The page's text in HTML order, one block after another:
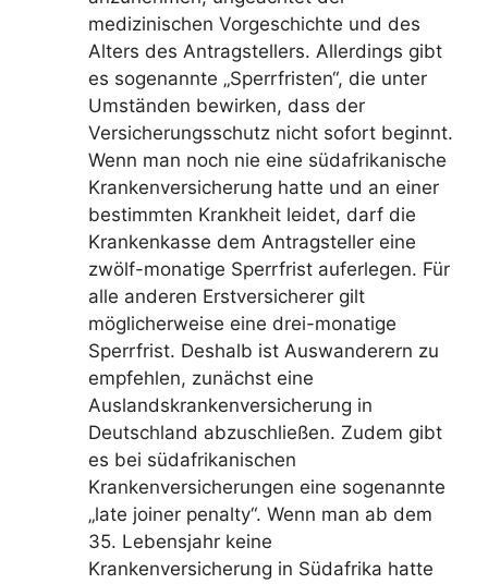
medizinischen Vorgeschichte und des
Alters des Antragstellers. Allerdings gibt
es sogenannte „Sperrfristen“, die unter
Umständen bewirken, dass der
Versicherungsschutz nicht sofort beginnt.
Wenn man noch nie eine südafrikanische
Krankenversicherung hatte und an einer
bestimmten Krankheit leidet, darf die
Krankenkasse dem Antragsteller eine
zwölf-monatige Sperrfrist auferlegen. Für
alle anderen Erstversicherer gilt
möglicherweise eine drei-monatige
Sperrfrist. Deshalb ist Auswanderern zu
empfehlen, zunächst eine
Auslandskrankenversicherung in
Deutschland abzuschließen. Zudem gibt
es bei südafrikanischen
Krankenversicherungen eine sogenannte
„late joiner penalty“. Wenn man ab dem
35. Lebensjahr keine
Krankenversicherung in Südafrika hatte